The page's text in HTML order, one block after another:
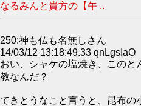
なるみんと貴方の【午 ..
250:神も仏も名無しさん
14/03/12 13:18:49.33 qnLgsIaO
おい、シャケの塩焼き、この
教なんだ？
てきとうなこと言うと、昆布の